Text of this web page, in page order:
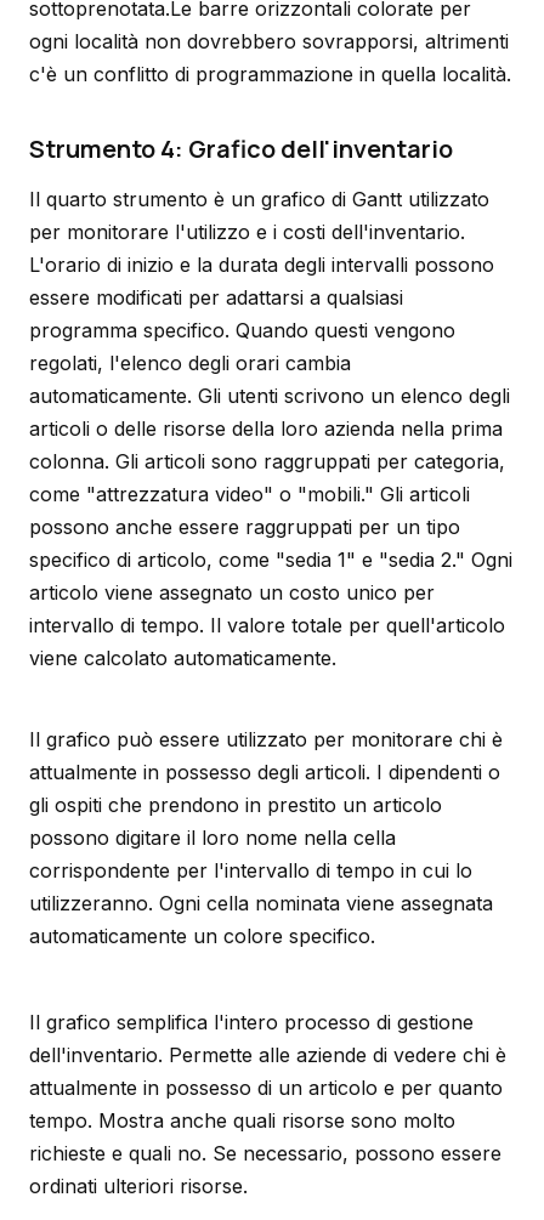
sottoprenotata.Le barre orizzontali colorate per
ogni località non dovrebbero sovrapporsi, altrimenti
c'è un conflitto di programmazione in quella località.
Strumento 4: Grafico dell'inventario
Il quarto strumento è un grafico di Gantt utilizzato
per monitorare l'utilizzo e i costi dell'inventario.
L'orario di inizio e la durata degli intervalli possono
essere modificati per adattarsi a qualsiasi
programma specifico. Quando questi vengono
regolati, l'elenco degli orari cambia
automaticamente. Gli utenti scrivono un elenco degli
articoli o delle risorse della loro azienda nella prima
colonna. Gli articoli sono raggruppati per categoria,
come "attrezzatura video" o "mobili." Gli articoli
possono anche essere raggruppati per un tipo
specifico di articolo, come "sedia 1" e "sedia 2." Ogni
articolo viene assegnato un costo unico per
intervallo di tempo. Il valore totale per quell'articolo
viene calcolato automaticamente.
Il grafico può essere utilizzato per monitorare chi è
attualmente in possesso degli articoli. I dipendenti o
gli ospiti che prendono in prestito un articolo
possono digitare il loro nome nella cella
corrispondente per l'intervallo di tempo in cui lo
utilizzeranno. Ogni cella nominata viene assegnata
automaticamente un colore specifico.
Il grafico semplifica l'intero processo di gestione
dell'inventario. Permette alle aziende di vedere chi è
attualmente in possesso di un articolo e per quanto
tempo. Mostra anche quali risorse sono molto
richieste e quali no. Se necessario, possono essere
ordinati ulteriori risorse.